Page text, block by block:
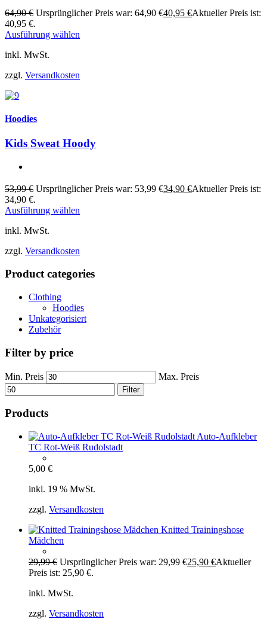
64,90€ Ursprünglicher Preis war: 64,90 €40,95 €Aktueller Preis ist:
40,95 €.
Ausführung wählen
inkl. MwSt.
zzgl. Versandkosten
Hoodies
Kids Sweat Hoody
53,99€ Ursprünglicher Preis war: 53,99 €34,90 €Aktueller Preis ist:
34,90 €.
Ausführung wählen
inkl. MwSt.
zzgl. Versandkosten
Product categories
Clothing
Hoodies
Unkategorisiert
Zubehör
Filter by price
Min. Preis Max. Preis
Filter
Products
Auto-Aufkleber
TC Rot-Weiß Rudolstadt
5,00 €
inkl. 19 % MwSt.
zzgl. Versandkosten
Knitted Trainingshose
Mädchen
29,99€ Ursprünglicher Preis war: 29,99 €25,90 €Aktueller
Preis ist: 25,90 €.
inkl. MwSt.
zzgl. Versandkosten